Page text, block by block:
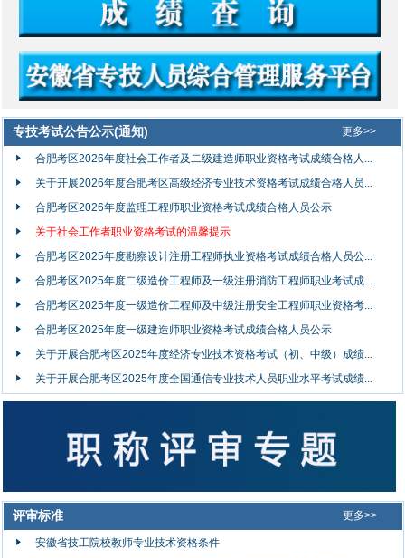
专技考试公告公示(通知) 更多>>
合肥考区2026年度社会工作者及二级建造师职业资格考试成绩合格人...
关于开展2026年度合肥考区高级经济专业技术资格考试成绩合格人员...
合肥考区2026年度监理工程师职业资格考试成绩合格人员公示
关于社会工作者职业资格考试的温馨提示
合肥考区2025年度勘察设计注册工程师执业资格考试成绩合格人员公...
合肥考区2025年度二级造价工程师及一级注册消防工程师职业考试成...
合肥考区2025年度一级造价工程师及中级注册安全工程师职业资格考...
合肥考区2025年度一级建造师职业资格考试成绩合格人员公示
关于开展合肥考区2025年度经济专业技术资格考试（初、中级）成绩...
关于开展合肥考区2025年度全国通信专业技术人员职业水平考试成绩...
评审标准 更多>>
安徽省技工院校教师专业技术资格条件